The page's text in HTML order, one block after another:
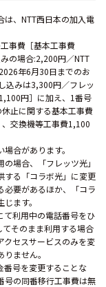
、NTT西日本の加入電
事費［基本工事費
の場合:2,200円／NTT
年6月30日までのお
込みは3,300円／フレッ
円］に加え、1番号
止に関する基本工事費
交換機等工事費1,100
合があります。
場合、「フレッツ光」
する「コラボ光」に変更
必要があるほか、「コラ
ます。
て利用中の電話番号をひ
そのまま利用する場合
クセスサービスのみを変
ません。
番号を変更することな
号の同番移行工事費は無